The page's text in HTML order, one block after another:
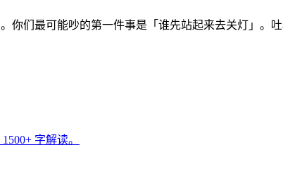
你们最可能吵的第一件事是「谁先站起来去关灯」。
字解读。